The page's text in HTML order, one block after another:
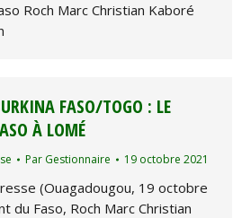
Roch Marc Christian Kaboré
FASO/TOGO : LE
À LOMÉ
Par Gestionnaire 19 octobre 2021
(Ouagadougou, 19 octobre
du Faso, Roch Marc Christian